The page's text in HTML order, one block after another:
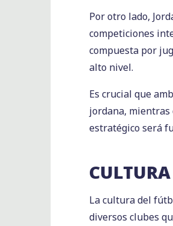
Por otro lado,
competiciones
compuesta por
alto nivel.
Es crucial que
jordana, mientras
estratégico será
La cultura del
diversos clubes